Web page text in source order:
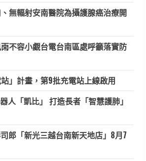
、無輻射安南醫院為攝護腺癌治療開
雨不容小覷台電台南區處呼籲落實防
」計畫，第9批充電站上線啟用
人「凱比」 打造長者「智慧護肺」
司郎「新光三越台南新天地店」8月7